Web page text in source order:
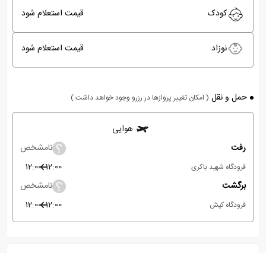
کودک قیمت استعلام شود
نوزاد قیمت استعلام شود
حمل و نقل ( امکان تغییر پروازها در رزرو وجود خواهد داشت )
هوایی
رفت
نامشخص
فرودگاه شهید باکری 12:00
12:00
برگشت
نامشخص
فرودگاه کیش 12:00
12:00